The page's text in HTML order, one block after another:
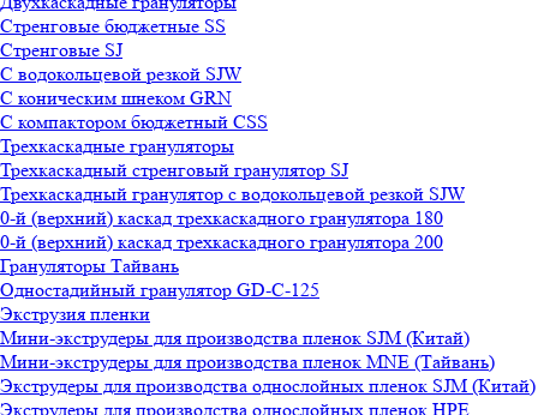
Стренговые бюджетные SS
Стренговые SJ
С водокольцевой резкой SJW
С коническим шнеком GRN
С компактором бюджетный CSS
Трехкаскадные грануляторы
Трехкаскадный стренговый гранулятор SJ
Трехкаскадный гранулятор с водокольцевой резкой SJW
0-й (верхний) каскад трехкаскадного гранулятора 180
0-й (верхний) каскад трехкаскадного гранулятора 200
Грануляторы Тайвань
Одностадийный гранулятор GD-C-125
Экструзия пленки
Мини-экструдеры для производства пленок SJM (Китай)
Мини-экструдеры для производства пленок MNE (Тайвань)
Экструдеры для производства однослойных пленок SJM (Китай)
Экструдеры для производства однослойных пленок HPE